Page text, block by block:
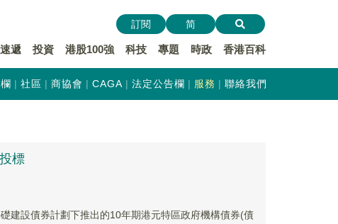
遞 投資 港股100強 科技 專題 時政 香港百科
訂閱 简
社區 商協會 CAGA 法定公告欄 服務 聯絡我們
標
建設債券計劃下推出的10年期港元特區政府機構債券(債